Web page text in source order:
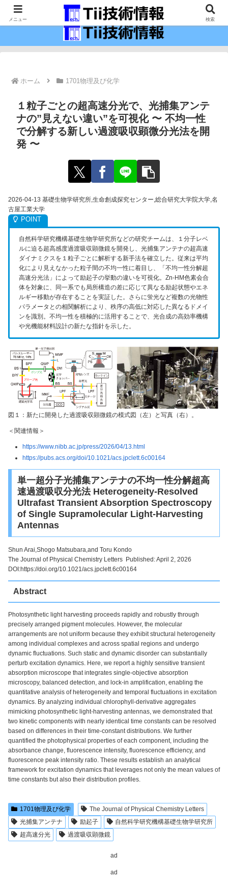
最新の科学技術の情報インフラ。
ホーム 1701物理及び化学
１粒子ごとの超高速分光で、光捕集アンテ
ナの”見えない違い”を可視化 〜 不均一性
で分解する新しい過渡吸収顕微分光法を開
発 〜
2026-04-13 基礎生物学研究所,生命創成探究センター,総合研究大学院大学,名
古屋工業大学
自然科学研究機構基礎生物学研究所などの研究チームは、１分子レベ
ルに迫る超高感度過渡吸収顕微鏡を開発し、光捕集アンテナの超高速
ダイナミクスを１粒子ごとに解析する新手法を確立した。従来は平均
化により見えなかった粒子間の不均一性に着目し、「不均一性分解超
高速分光法」によって励起子の挙動の違いを可視化。Zn-HM色素会合
体を対象に、同一系でも局所構造の差に応じて異なる励起状態やエネ
ルギー移動が存在することを実証した。さらに蛍光など複数の光物性
パラメータとの相関解析により、秩序の高低に対応した異なるドメイ
ンを識別。不均一性を積極的に活用することで、光合成の高効率機構
や光機能材料設計の新たな指針を示した。
図１：新たに開発した過渡吸収顕微鏡の模式図（左）と写真（右）。
＜関連情報＞
https://www.nibb.ac.jp/press/2026/04/13.html
https://pubs.acs.org/doi/10.1021/acs.jpclett.6c00164
単一超分子光捕集アンテナの不均一性分解超高
速過渡吸収分光法 Heterogeneity-Resolved
Ultrafast Transient Absorption Spectroscopy
of Single Supramolecular Light-Harvesting
Antennas
Shun Arai,Shogo Matsubara,and Toru Kondo
The Journal of Physical Chemistry Letters Published: April 2, 2026
DOI:https://doi.org/10.1021/acs.jpclett.6c00164
Abstract
Photosynthetic light harvesting proceeds rapidly and robustly through
precisely arranged pigment molecules. However, the molecular
arrangements are not uniform because they exhibit structural heterogeneity
among individual complexes and across spatial regions and undergo
dynamic fluctuations. Such static and dynamic disorder can substantially
perturb excitation dynamics. Here, we report a highly sensitive transient
absorption microscope that integrates single-objective absorption
microscopy, balanced detection, and lock-in amplification, enabling the
quantitative analysis of heterogeneity and temporal fluctuations in excitation
dynamics. By analyzing individual chlorophyll-derivative aggregates
mimicking photosynthetic light-harvesting antennas, we demonstrated that
two kinetic components with nearly identical time constants can be resolved
based on differences in their time-constant distributions. We further
quantified the photophysical properties of each component, including the
absorbance change, fluorescence intensity, fluorescence efficiency, and
fluorescence peak intensity ratio. These results establish an analytical
framework for excitation dynamics that leverages not only the mean values of
time constants but also their distribution profiles.
1701物理及び化学
The Journal of Physical Chemistry Letters
光捕集アンテナ
励起子
自然科学研究機構基礎生物学研究所
超高速分光
過渡吸収顕微鏡
ad
ad
メニュー 検索